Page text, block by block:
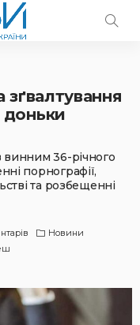
доньки
36-річного
порнографії,
та розбещенні
Новини